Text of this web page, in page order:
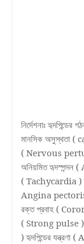
নির্দেশনাঃ
মানসিক অসুস্থতা (
( Nervous
অনিয়মিত হৃদস্পন্দন (
( Tachycardia )
Angina
রক্ত প্রবাহ (
( Strong pulse )
)হৃদপিন্ডের যন্ত্রণা (